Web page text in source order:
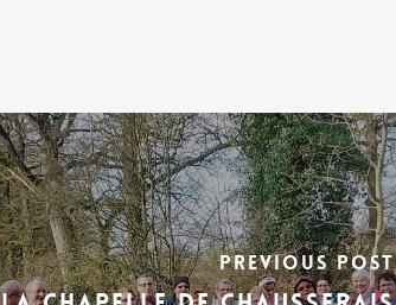
Previous Post